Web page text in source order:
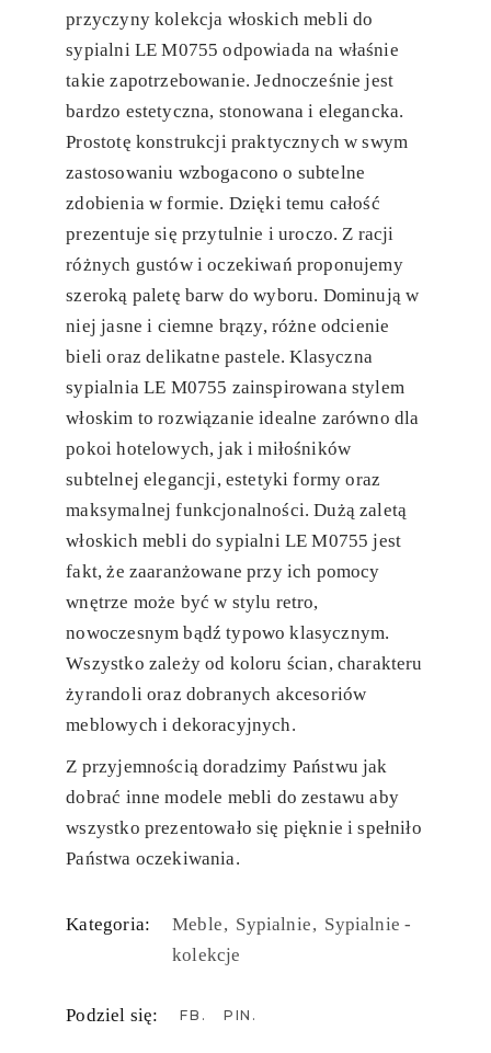
przyczyny kolekcja włoskich mebli do
sypialni LE M0755 odpowiada na właśnie
takie zapotrzebowanie. Jednocześnie jest
bardzo estetyczna, stonowana i elegancka.
Prostotę konstrukcji praktycznych w swym
zastosowaniu wzbogacono o subtelne
zdobienia w formie. Dzięki temu całość
prezentuje się przytulnie i uroczo. Z racji
różnych gustów i oczekiwań proponujemy
szeroką paletę barw do wyboru. Dominują w
niej jasne i ciemne brązy, różne odcienie
bieli oraz delikatne pastele. Klasyczna
sypialnia LE M0755 zainspirowana stylem
włoskim to rozwiązanie idealne zarówno dla
pokoi hotelowych, jak i miłośników
subtelnej elegancji, estetyki formy oraz
maksymalnej funkcjonalności. Dużą zaletą
włoskich mebli do sypialni LE M0755 jest
fakt, że zaaranżowane przy ich pomocy
wnętrze może być w stylu retro,
nowoczesnym bądź typowo klasycznym.
Wszystko zależy od koloru ścian, charakteru
żyrandoli oraz dobranych akcesoriów
meblowych i dekoracyjnych.
Z przyjemnością doradzimy Państwu jak
dobrać inne modele mebli do zestawu aby
wszystko prezentowało się pięknie i spełniło
Państwa oczekiwania.
Kategoria: Meble Sypialnie Sypialnie -
kolekcje
Podziel się: FB PIN